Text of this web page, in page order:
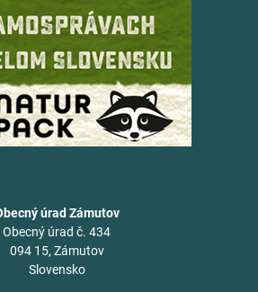
úrad Zámutov
Obecný úrad č. 434
094 15, Zámutov
Slovensko